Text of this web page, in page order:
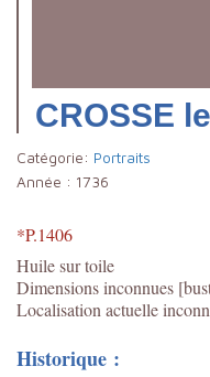
CROSSE
Catégorie: Portraits
Année : 1736
*P.1406
Huile sur toile
Dimensions inconnues
Localisation actuelle
Historique :